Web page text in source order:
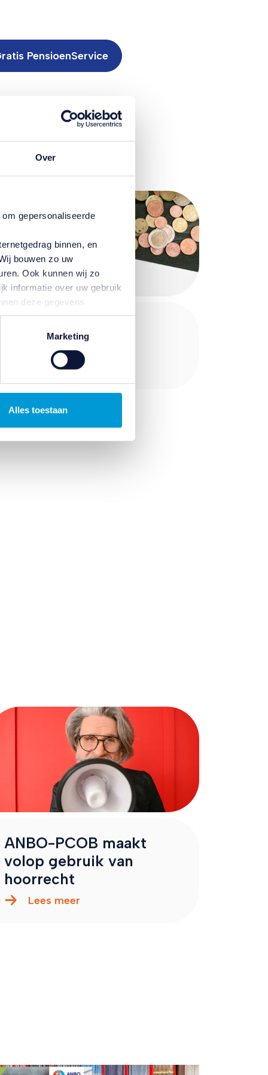
Over
gepersonaliseerde
binnen, en
bouwen zo uw
Ook kunnen wij zo
informatie over uw gebruik
deze gegevens
basis van uw gebruik van
intrekken door te
Marketing
Alles toestaan
PensioenService
Lees meer
ANBO-PCOB maakt
volop gebruik van
hoorrecht
Lees meer